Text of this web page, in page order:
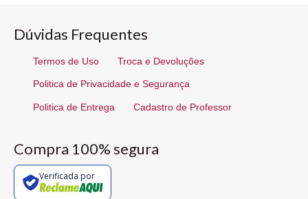
Dúvidas Frequentes
Termos de Uso Troca e Devoluções
Politica de Privacidade e Segurança
Politica de Entrega Cadastro de Professor
Compra 100% segura
Verificada por